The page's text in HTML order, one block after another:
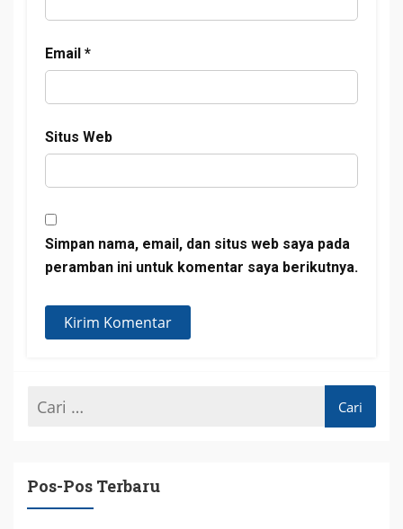
Email *
Situs Web
Simpan nama, email, dan situs web saya pada
peramban ini untuk komentar saya berikutnya.
Pos-Pos Terbaru